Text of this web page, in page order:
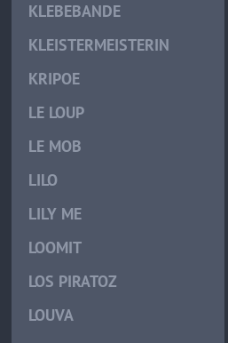
KLEBEBANDE
KLEISTERMEISTERIN
KRIPOE
LE LOUP
LE MOB
LILO
LILY ME
LOOMIT
LOS PIRATOZ
LOUVA